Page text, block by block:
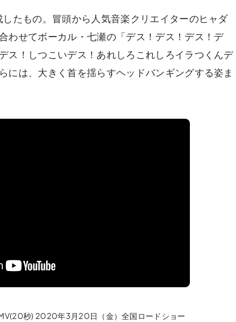
たもの。冒頭から人気音楽クリエイターのヒャダ
わせてボーカル・七瀬の「デス！デス！デス！デ
ス！しつこいデス！あれしろこれしろイラつくんデ
には、大きく首を揺らすヘッドバンギングする姿ま
秒) 2020年3月20日（金）全国ロードショー